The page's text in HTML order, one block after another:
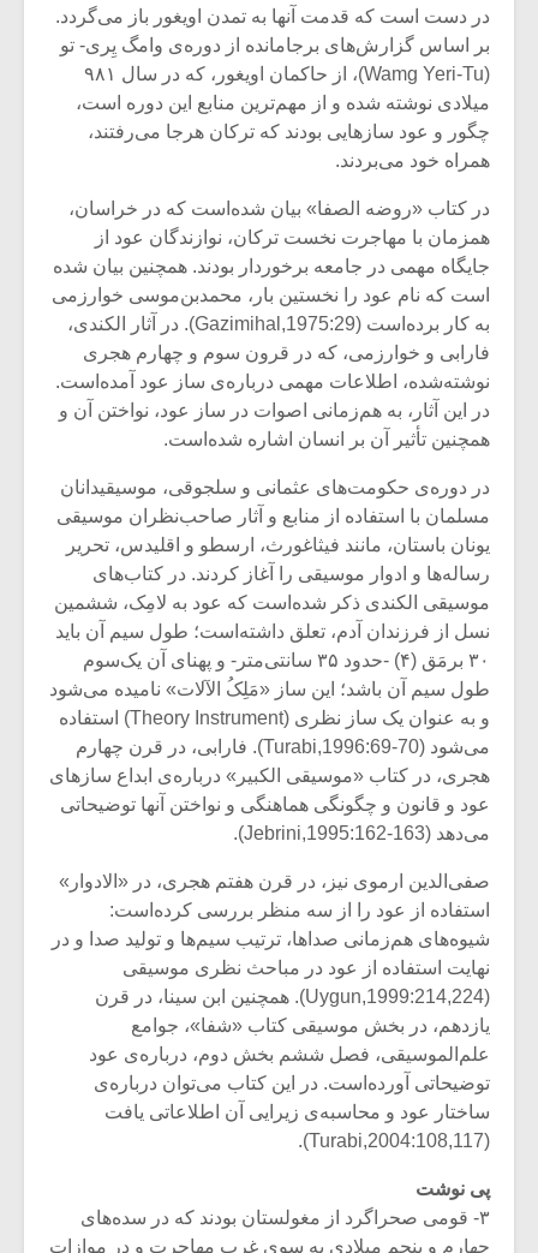
در دست است که قدمت آنها به تمدن اویغور باز می‌گردد.
بر اساس گزارش‌های برجامانده از دوره‌ی وامگ یِری- تو
(Wamg Yeri-Tu)، از حاکمان اویغور، که در سال ۹۸۱
میلادی نوشته شده و از مهم‌ترین منابع این دوره است،
چگور و عود سازهایی بودند که ترکان هرجا می‌رفتند،
همراه خود می‌بردند.
در کتاب «روضه الصفا» بیان شده‌است که در خراسان،
همزمان با مهاجرت نخست ترکان، نوازندگان عود از
جایگاه مهمی در جامعه برخوردار بودند. همچنین بیان شده
است که نام عود را نخستین بار، محمد‌بن‌موسی خوارزمی
به کار برده‌است (Gazimihal,1975:29). در آثار الکندی،
فارابی و خوارزمی، که در قرون سوم و چهارم هجری
نوشته‌شده، اطلاعات مهمی درباره‌ی ساز عود آمده‌است.
در این آثار، به هم‌زمانی اصوات در ساز عود، نواختن آن و
همچنین تأثیر آن بر انسان اشاره شده‌است.
در دوره‌ی حکومت‌های عثمانی و سلجوقی، موسیقیدانان
مسلمان با استفاده از منابع و آثار صاحب‌نظران موسیقی
یونان باستان، مانند فیثاغورث، ارسطو و اقلیدس، تحریر
رساله‌ها و ادوار موسیقی را آغاز کردند. در کتاب‌های
موسیقی الکندی ذکر شده‌است که عود به لامِک، ششمین
نسل از فرزندان آدم، تعلق داشته‌است؛ طول سیم آن باید
۳۰ برمَق (۴) -حدود ۳۵ سانتی‌متر- و پهنای آن یک‌سوم
طول سیم آن باشد؛ این ساز «مَلِکُ الآلات» نامیده می‌شود
و به عنوان یک ساز نظری (Theory Instrument) استفاده
می‌شود (Turabi,1996:69-70). فارابی، در قرن چهارم
هجری، در کتاب «موسیقی الکبیر» درباره‌ی ابداع سازهای
عود و قانون و چگونگی هماهنگی و نواختن آنها توضیحاتی
می‌دهد (Jebrini,1995:162-163).
صفی‌الدین ارموی نیز، در قرن هفتم هجری، در «الادوار»
استفاده از عود را از سه منظر بررسی کرده‌است:
شیوه‌های هم‌زمانی صداها، ترتیب سیم‌ها و تولید صدا و در
نهایت استفاده از عود در مباحث نظری موسیقی
(Uygun,1999:214,224). همچنین ابن سینا، در قرن
یازدهم، در بخش موسیقی کتاب «شفا»، جوامع
علم‌الموسیقی، فصل ششم بخش دوم، درباره‌ی عود
توضیحاتی آورده‌است. در این کتاب می‌توان درباره‌ی
ساختار عود و محاسبه‌ی‌ زیرایی آن اطلاعاتی یافت
(Turabi,2004:108,117).
پی نوشت
۳- قومی صحراگرد از مغولستان بودند که در سده‌های
چهارم و پنجم میلادی به سوی غرب مهاجرت و در موازات
میکلوش روژا
یادداشتی بر موسیقی
متن فیلم «متری
اگر نمی توانی
مشهورترین باشی،
بدنام ترین باش
موریس ژار
موسیقی